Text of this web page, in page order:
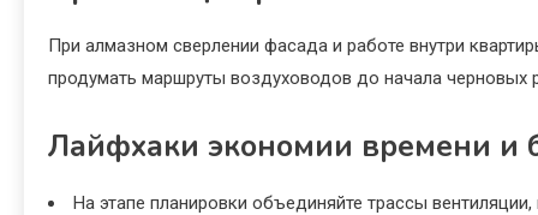
При алмазном сверлении фасада и работе внутри
продумать маршруты воздуховодов до начала черновых
Лайфхаки экономии времени и
На этапе планировки объединяйте трассы